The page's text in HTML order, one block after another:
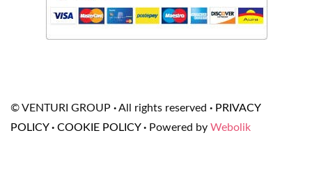
© VENTURI GROUP ·All rights reserved · PRIVACY
POLICY · COOKIE POLICY · Powered by Webolik